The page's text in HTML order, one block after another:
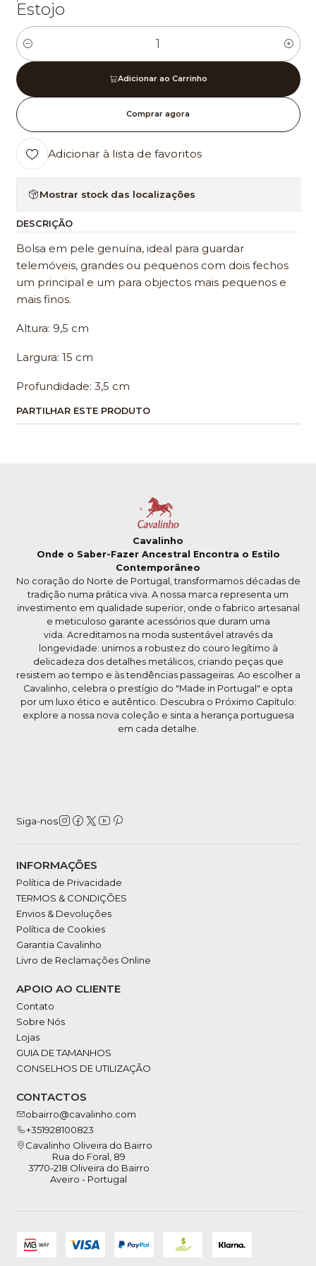
Estojo
Quantidade
Adicionar ao Carrinho
Comprar agora
Adicionar à lista de favoritos
Mostrar stock das localizações
DESCRIÇÃO
Bolsa em pele genuína, ideal para guardar
telemóveis, grandes ou pequenos com dois fechos
um principal e um para objectos mais pequenos e
mais finos.
Altura: 9,5 cm
Largura: 15 cm
Profundidade: 3,5 cm
PARTILHAR ESTE PRODUTO
Cavalinho
Onde o Saber-Fazer Ancestral Encontra o Estilo
Contemporâneo
No coração do Norte de Portugal, transformamos décadas de
tradição numa prática viva. A nossa marca representa um
investimento em qualidade superior, onde o fabrico artesanal
e meticuloso garante acessórios que duram uma
vida. Acreditamos na moda sustentável através da
longevidade: unimos a robustez do couro legítimo à
delicadeza dos detalhes metálicos, criando peças que
resistem ao tempo e às tendências passageiras. Ao escolher a
Cavalinho, celebra o prestígio do "Made in Portugal" e opta
por um luxo ético e autêntico. Descubra o Próximo Capítulo:
explore a nossa nova coleção e sinta a herança portuguesa
em cada detalhe.
Siga-nos
INFORMAÇÕES
Política de Privacidade
TERMOS & CONDIÇÕES
Envios & Devoluções
Política de Cookies
Garantia Cavalinho
Livro de Reclamações Online
APOIO AO CLIENTE
Contato
Sobre Nós
Lojas
GUIA DE TAMANHOS
CONSELHOS DE UTILIZAÇÃO
CONTACTOS
obairro@cavalinho.com
+351928100823
Cavalinho Oliveira do Bairro
Rua do Foral, 89
3770-218 Oliveira do Bairro
Aveiro - Portugal